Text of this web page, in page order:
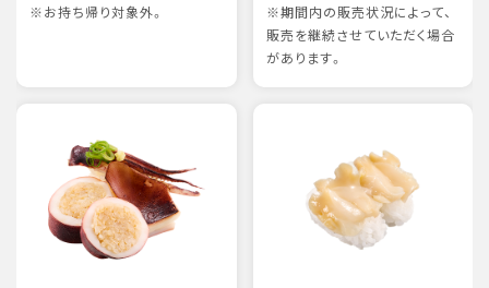
※お持ち帰り対象外。
※期間内の販売状況によって、
販売を継続させていただく場合
があります。